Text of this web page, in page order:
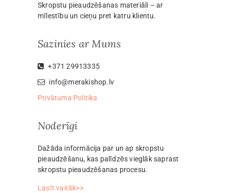
Skropstu pieaudzēšanas materiāli – ar
mīlestību un cieņu pret katru klientu.
Sazinies ar Mums
+371 29913335
info@merakishop.lv
Privātuma Politika
Noderīgi
Dažāda informācija par un ap skropstu
pieaudzēšanu, kas palīdzēs vieglāk saprast
skropstu pieaudzēšanas procesu.
Lasīt vairāk>>